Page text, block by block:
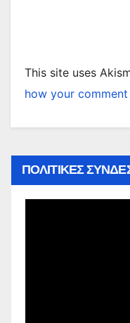
This site uses
how your
ΠΟΛΙΤΙΚΕΣ